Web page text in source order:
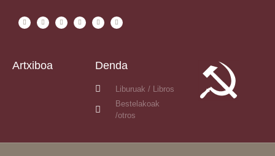
Artxiboa Denda
Liburuak / Libros
Bestelakoak
/otros